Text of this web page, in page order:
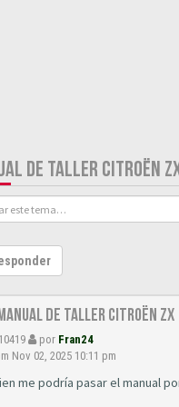
DE TALLER CITROËN
de Taller Citroën ZX
por Fran24
Nov 02, 2025 10:11 pm
me podría pasar el manual